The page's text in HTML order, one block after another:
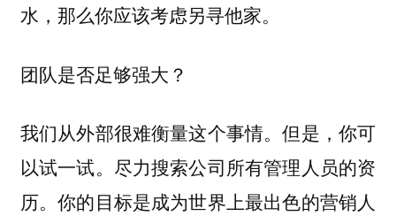
水，那么你应该考虑另寻他家。
团队是否足够强大？
我们从外部很难衡量这个事情。但是，你可
以试一试。尽力搜索公司所有管理人员的资
历。你的目标是成为世界上最出色的营销人